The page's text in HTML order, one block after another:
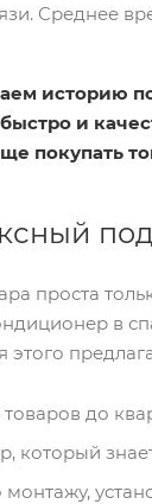
Среднее
историю
и
покупать
проста
в
этого
до
который
монтажу,